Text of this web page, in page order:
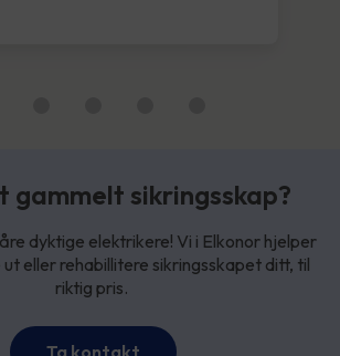
gammelt sikringsskap?
dyktige elektrikere! Vi i Elkonor hjelper
eller rehabillitere sikringsskapet ditt, til
riktig pris.
Ta kontakt